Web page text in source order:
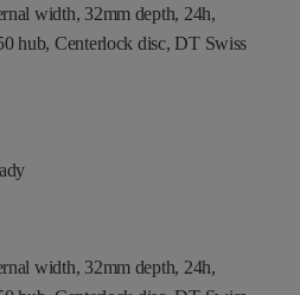
width, 32mm depth, 24h,
hub, Centerlock disc, DT Swiss
width, 32mm depth, 24h,